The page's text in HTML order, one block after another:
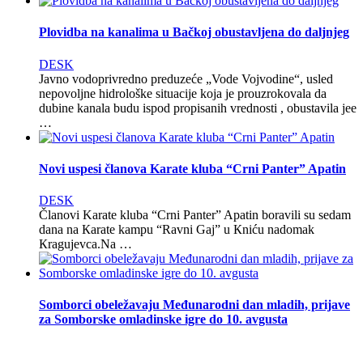
Plovidba na kanalima u Bačkoj obustavljena do daljnjeg
DESK
Javno vodoprivredno preduzeće „Vode Vojvodine“, usled
nepovoljne hidrološke situacije koja je prouzrokovala da
dubine kanala budu ispod propisanih vrednosti , obustavila jee
…
Novi uspesi članova Karate kluba “Crni Panter” Apatin
DESK
Članovi Karate kluba “Crni Panter” Apatin boravili su sedam
dana na Кarate kampu “Ravni Gaj” u Кniću nadomak
Кragujevca.Na …
Somborci obeležavaju Međunarodni dan mladih, prijave
za Somborske omladinske igre do 10. avgusta